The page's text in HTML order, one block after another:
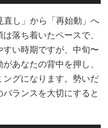
直し」から「再始動」へ
落ち着いたペースで、
い時期ですが、中旬〜
あなたの背中を押し、
ングになります。勢いだ
ランスを大切にすると